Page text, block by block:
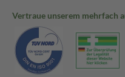
Vertraue unserem mehrfach